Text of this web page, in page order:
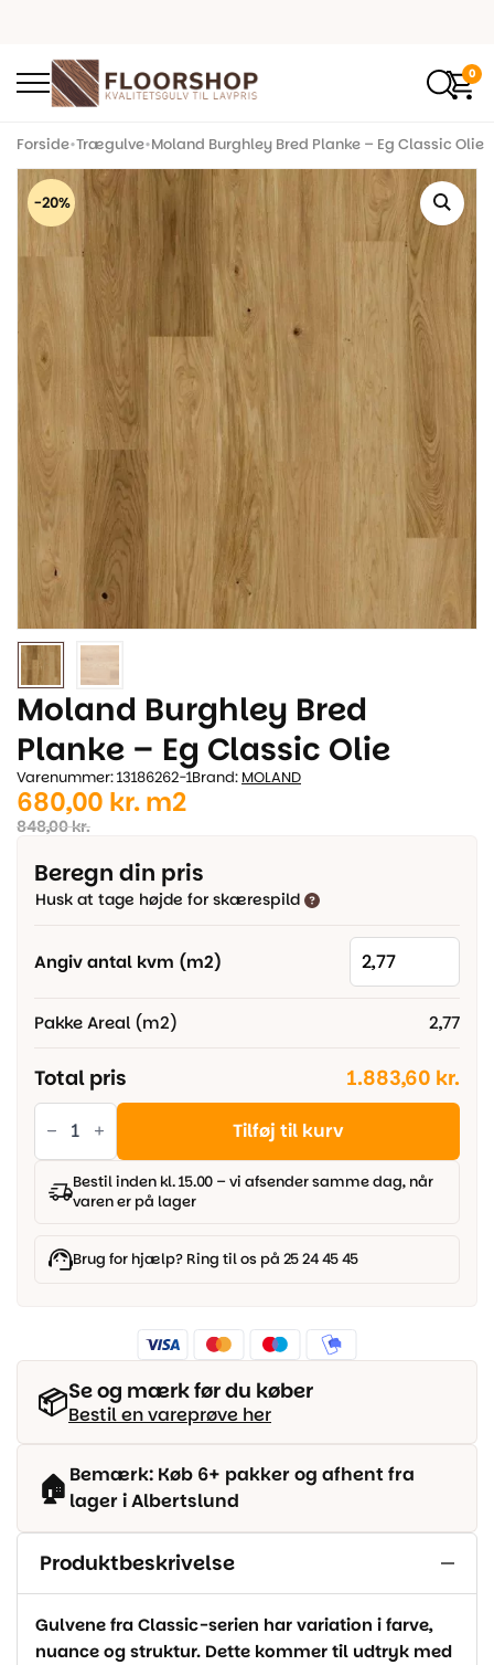
0
Forside•Trægulve•Moland Burghley Bred Planke – Eg Classic Olie
-20%
Moland Burghley Bred
Planke – Eg Classic Olie
Varenummer: 13186262-1Brand: MOLAND
848,00kr.
Den
oprindelige
pris
var:
680,00 kr.
Den
aktuelle
pris
er:
m2
Beregn din pris
Husk at tage højde for skærespild
Angiv antal kvm (m2)
Pakke Areal (m2) 2,77
Total pris 1.883,60 kr.
Moland
Burghley
Planke
Eg
Classic
Tilføj til kurv
Bestil inden kl. 15.00 – vi afsender samme dag, når
varen er på lager
Brug for hjælp? Ring til os på 25 24 45 45
📦Se og mærk før du køber
Bestil en vareprøve her
🏠 Bemærk: Køb 6+ pakker og afhent fra
lager i Albertslund
Produktbeskrivelse
Gulvene fra Classic-serien har variation i farve,
nuance og struktur. Dette kommer til udtryk med